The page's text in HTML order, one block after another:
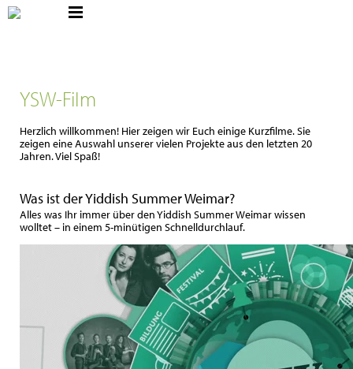
YSW-Film
Herzlich willkommen! Hier zeigen wir Euch einige Kurzfilme. Sie
zeigen eine Auswahl unserer vielen Projekte aus den letzten 20
Jahren. Viel Spaß!
Was ist der Yiddish Summer Weimar?
Alles was Ihr immer über den Yiddish Summer Weimar wissen
wolltet – in einem 5-minütigen Schnelldurchlauf.